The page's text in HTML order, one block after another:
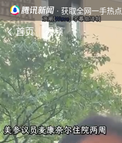
· 获取全网一手热点
首页 视频